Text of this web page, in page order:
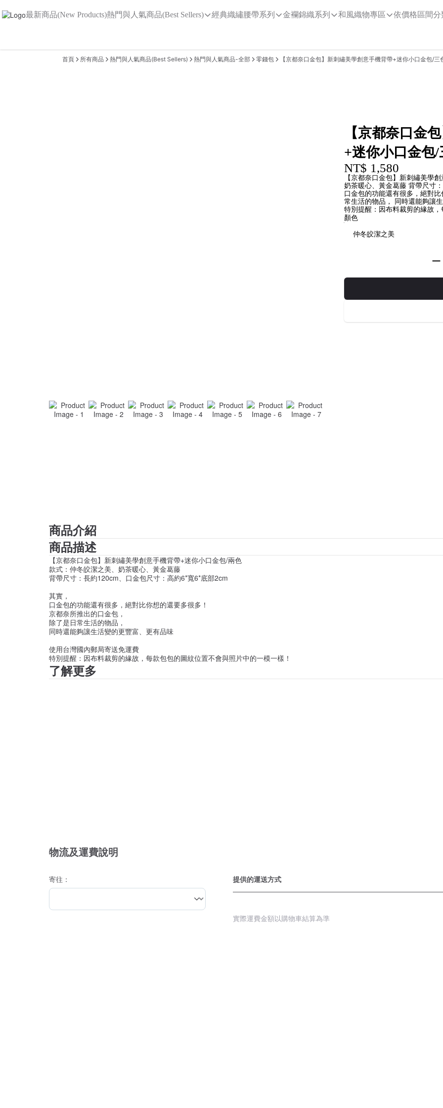
最新商品(New Products)熱門與人氣商品(Best Sellers) 經典織繡腰帶系列 金襴錦織系列 和風織物專區 依價格區間分
首頁 所有商品 熱門與人氣商品(Best Sellers) 熱門與人氣商品-全部 零錢包 【京都奈口金包】新刺繡美學創意手機背帶+迷你小口金包/三
【京都奈口金
+迷你小口金包/
NT$ 1,580
【京都奈口金包】新刺繡美學
奶茶暖心、黃金葛藤 背帶尺寸
口金包的功能還有很多，絕對
常生活的物品， 同時還能夠讓
特別提醒：因布料裁剪的緣故
顏色
商品介紹
商品描述
【京都奈口金包】新刺繡美學創意手機背帶+迷你小口金包/兩色
款式：仲冬皎潔之美、奶茶暖心、黃金葛藤
背帶尺寸：長約120cm、口金包尺寸：高約6*寬6*底部2cm
其實，
口金包的功能還有很多，絕對比你想的還要多很多！
京都奈所推出的口金包，
除了是日常生活的物品，
同時還能夠讓生活變的更豐富、更有品味
使用台灣國內郵局寄送免運費
特別提醒：因布料裁剪的緣故，每款包包的圖紋位置不會與照片中的一模一樣！
了解更多
物流及運費說明
寄往： 提供的運送方式
實際運費金額以購物車結算為準